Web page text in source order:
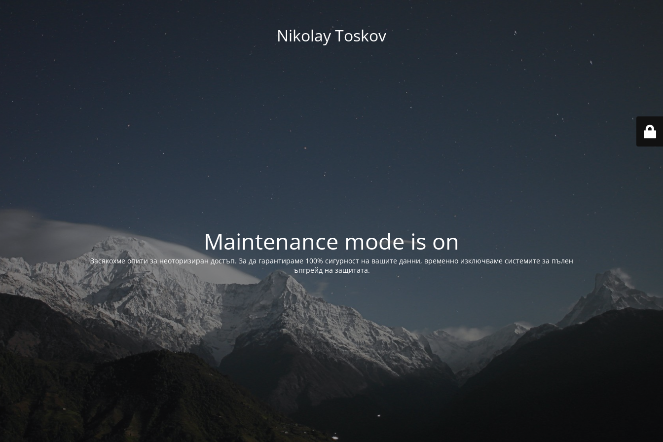
Nikolay Toskov
Maintenance mode is on
Засякохме опити за неоторизиран достъп. За да гарантираме 100% сигурност на вашите данни, временно изключваме системите за пълен
ъпгрейд на защитата.